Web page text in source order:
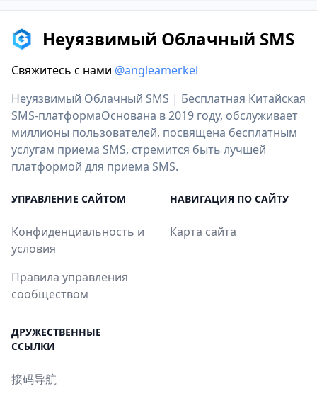
Неуязвимый Облачный SMS
Свяжитесь с нами @angleamerkel
Неуязвимый Облачный SMS | Бесплатная Китайская
SMS-платформаОснована в 2019 году, обслуживает
миллионы пользователей, посвящена бесплатным
услугам приема SMS, стремится быть лучшей
платформой для приема SMS.
УПРАВЛЕНИЕ САЙТОМ
Конфиденциальность и
условия
Правила управления
сообществом
НАВИГАЦИЯ ПО САЙТУ
Карта сайта
ДРУЖЕСТВЕННЫЕ
ССЫЛКИ
接码导航